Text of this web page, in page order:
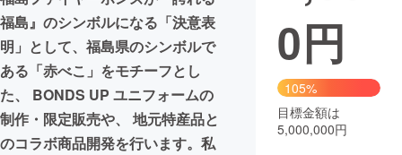
まちづくり・地域活性化
CAMPFIRE for Social Good
CAMPFIRE Creation
CAMPFIREふるさと納税
コミュニティ
福島』のシンボルになる「決意表
明」として、福島県のシンボルで
ある「赤べこ」をモチーフとし
た、 BONDS UP ユニフォームの
制作・限定販売や、 地元特産品と
のコラボ商品開発を行います。私
0円
105%
目標金額は
5,000,000円